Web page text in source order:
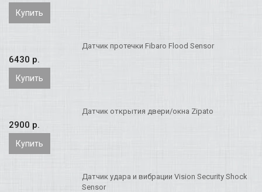
Купить
Датчик протечки Fibaro Flood Sensor
6430 p.
Купить
Датчик открытия двери/окна Zipato
2900 p.
Купить
Датчик удара и вибрации Vision Security Shock
Sensor